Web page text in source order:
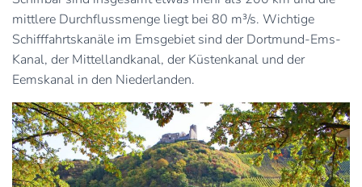
mittlere Durchflussmenge liegt bei 80 m³/s. Wichtige
Schifffahrtskanäle im Emsgebiet sind der Dortmund-Ems-
Kanal, der Mittellandkanal, der Küstenkanal und der
Eemskanal in den Niederlanden.